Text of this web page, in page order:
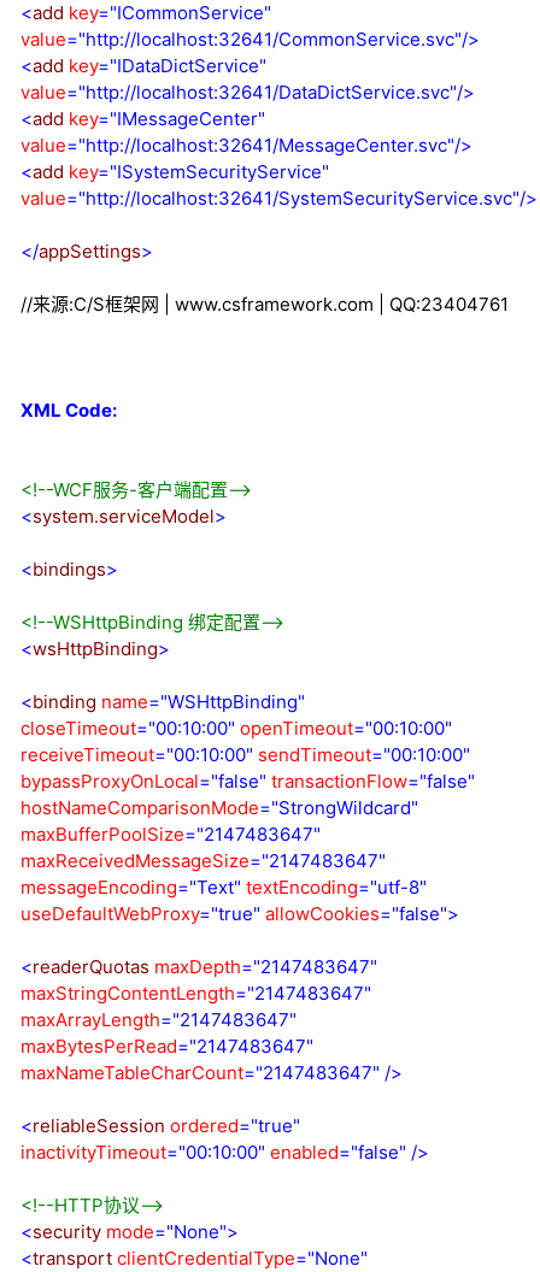
<add key="ICommonService"
value="http://localhost:32641/CommonService.svc"/>
<add key="IDataDictService"
value="http://localhost:32641/DataDictService.svc"/>
<add key="IMessageCenter"
value="http://localhost:32641/MessageCenter.svc"/>
<add key="ISystemSecurityService"
value="http://localhost:32641/SystemSecurityService.svc"/>
</appSettings>
//来源:C/S框架网 | www.csframework.com | QQ:23404761
XML Code:
<!--WCF服务-客户端配置-->
<system.serviceModel>
<bindings>
<!--WSHttpBinding 绑定配置-->
<wsHttpBinding>
<binding name="WSHttpBinding"
closeTimeout="00:10:00" openTimeout="00:10:00"
receiveTimeout="00:10:00" sendTimeout="00:10:00"
bypassProxyOnLocal="false" transactionFlow="false"
hostNameComparisonMode="StrongWildcard"
maxBufferPoolSize="2147483647"
maxReceivedMessageSize="2147483647"
messageEncoding="Text" textEncoding="utf-8"
useDefaultWebProxy="true" allowCookies="false">
<readerQuotas maxDepth="2147483647"
maxStringContentLength="2147483647"
maxArrayLength="2147483647"
maxBytesPerRead="2147483647"
maxNameTableCharCount="2147483647" />
<reliableSession ordered="true"
inactivityTimeout="00:10:00" enabled="false" />
<!--HTTP协议-->
<security mode="None">
<transport clientCredentialType="None"